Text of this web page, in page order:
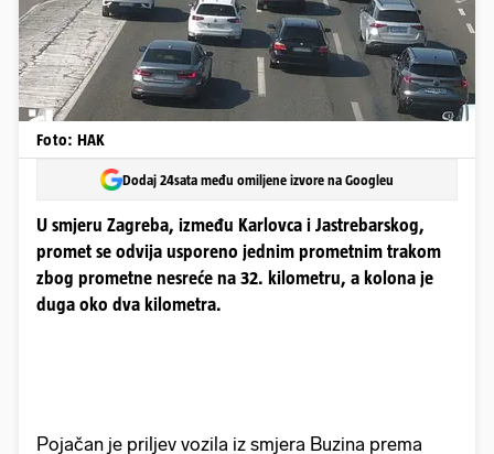
Foto: HAK
Dodaj 24sata među omiljene izvore na Googleu
U smjeru Zagreba, između Karlovca i Jastrebarskog,
promet se odvija usporeno jednim prometnim trakom
zbog prometne nesreće na 32. kilometru, a kolona je
duga oko dva kilometra.
Pojačan je priljev vozila iz smjera Buzina prema